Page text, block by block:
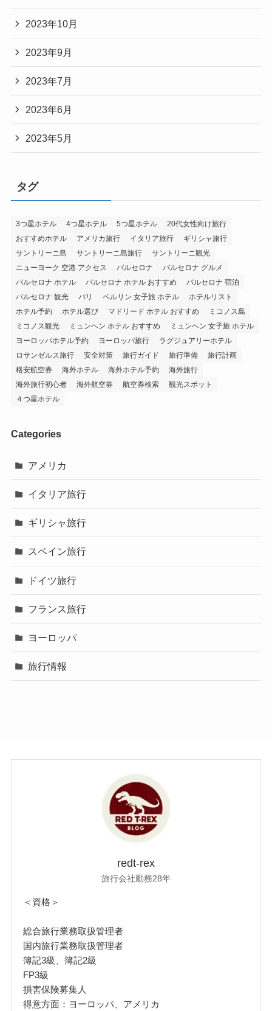
2023年10月
2023年9月
2023年7月
2023年6月
2023年5月
タグ
3つ星ホテル 4つ星ホテル 5つ星ホテル
20代女性向け旅行
おすすめホテル
アメリカ旅行 イタリア旅行
ギリシャ旅行
サントリーニ島
サントリーニ島旅行
サントリーニ観光
ニューヨーク 空港 アクセス
バルセロナ
バルセロナ グルメ
バルセロナ ホテル
バルセロナ ホテル おすすめ
バルセロナ 宿泊
バルセロナ 観光
パリ ベルリン 女子旅 ホテル
ホテルリスト
ホテル予約
ホテル選び マドリード ホテル おすすめ
ミコノス島
ミコノス観光
ミュンヘン ホテル おすすめ
ミュンヘン 女子旅 ホテル
ヨーロッパホテル予約
ヨーロッパ旅行
ラグジュアリーホテル
ロサンゼルス旅行
安全対策 旅行ガイド 旅行準備
旅行計画
格安航空券
海外ホテル 海外ホテル予約
海外旅行
海外旅行初心者
海外航空券 航空券検索
観光スポット
４つ星ホテル
Categories
アメリカ
イタリア旅行
ギリシャ旅行
スペイン旅行
ドイツ旅行
フランス旅行
ヨーロッパ
旅行情報
redt-rex
旅行会社勤務28年
＜資格＞
総合旅行業務取扱管理者
国内旅行業務取扱管理者
簿記3級、簿記2級
FP3級
損害保険募集人
得意方面：ヨーロッパ、アメリカ